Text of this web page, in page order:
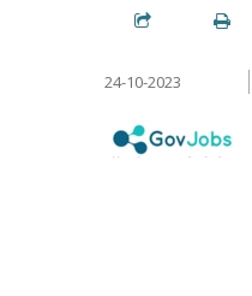
24-10-2023